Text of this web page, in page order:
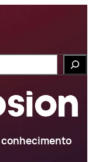
conhecimento